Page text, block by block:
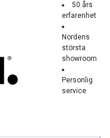
50 års
erfarenhet
Nordens
största
showroom
Personlig
service